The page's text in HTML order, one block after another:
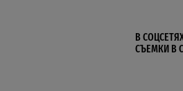
В
СЪЕМКИ В